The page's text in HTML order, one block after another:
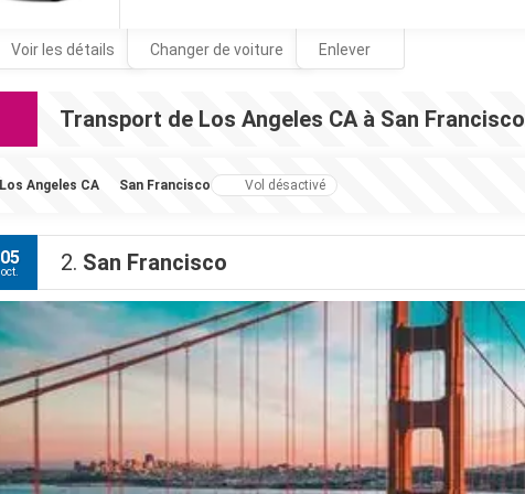
Voir les détails Changer de voiture Enlever
Transport de Los Angeles CA à San Francisco
Los Angeles CA San Francisco Vol désactivé
05
oct. 2. San Francisco